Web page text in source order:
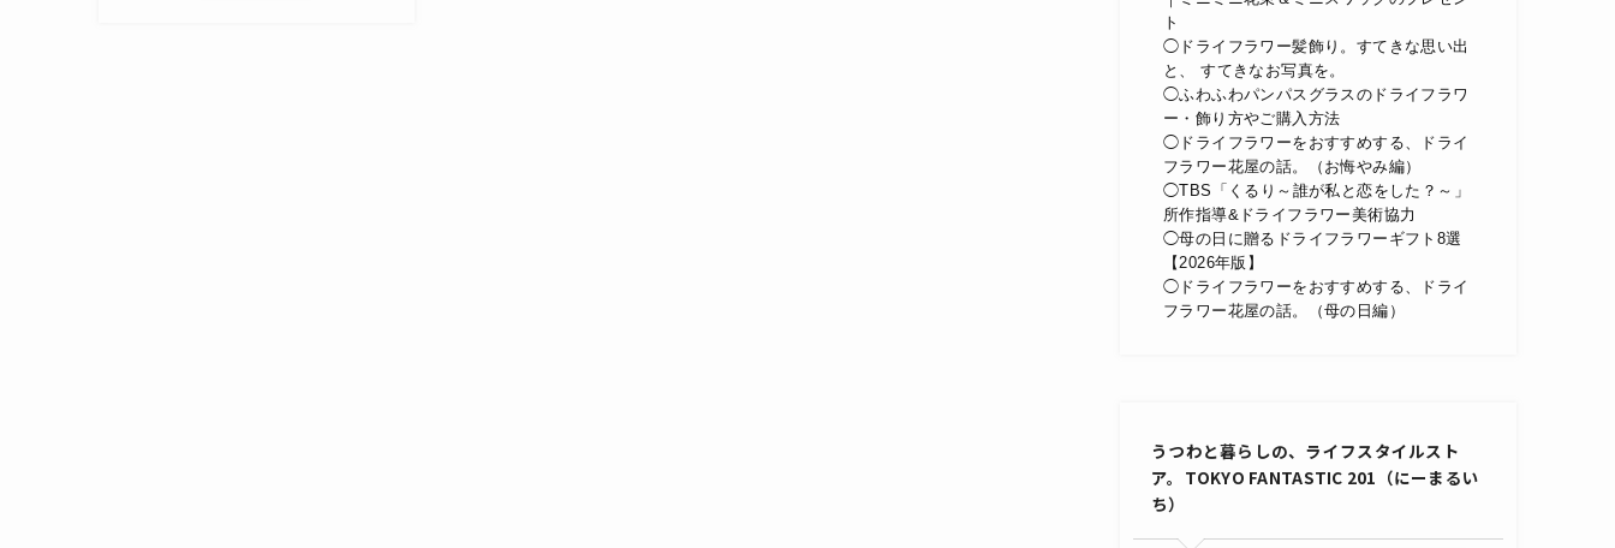
ト
◯ドライフラワー髪飾り。すてきな思い出
と、 すてきなお写真を。
◯ふわふわパンパスグラスのドライフラワ
ー・飾り方やご購入方法
◯ドライフラワーをおすすめする、ドライ
フラワー花屋の話。（お悔やみ編）
◯TBS「くるり～誰が私と恋をした？～」
所作指導&ドライフラワー美術協力
◯母の日に贈るドライフラワーギフト8選
【2026年版】
◯ドライフラワーをおすすめする、ドライ
フラワー花屋の話。（母の日編）
うつわと暮らしの、ライフスタイルスト
ア。TOKYO FANTASTIC 201（にーまるい
ち）